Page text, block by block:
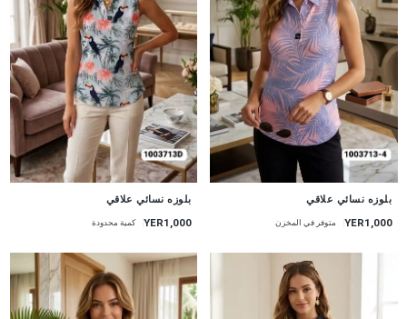
بلوزه نسائي علاقي
YER1,000 متوفر في المخزن
بلوزه نسائي علاقي
YER1,000 كمية محدودة